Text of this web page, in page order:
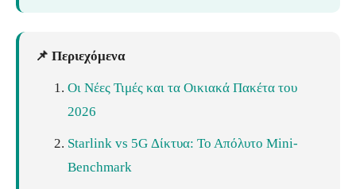
📌 Περιεχόμενα
Οι Νέες Τιμές και τα Οικιακά Πακέτα του
2026
Starlink vs 5G Δίκτυα: Το Απόλυτο Mini-
Benchmark